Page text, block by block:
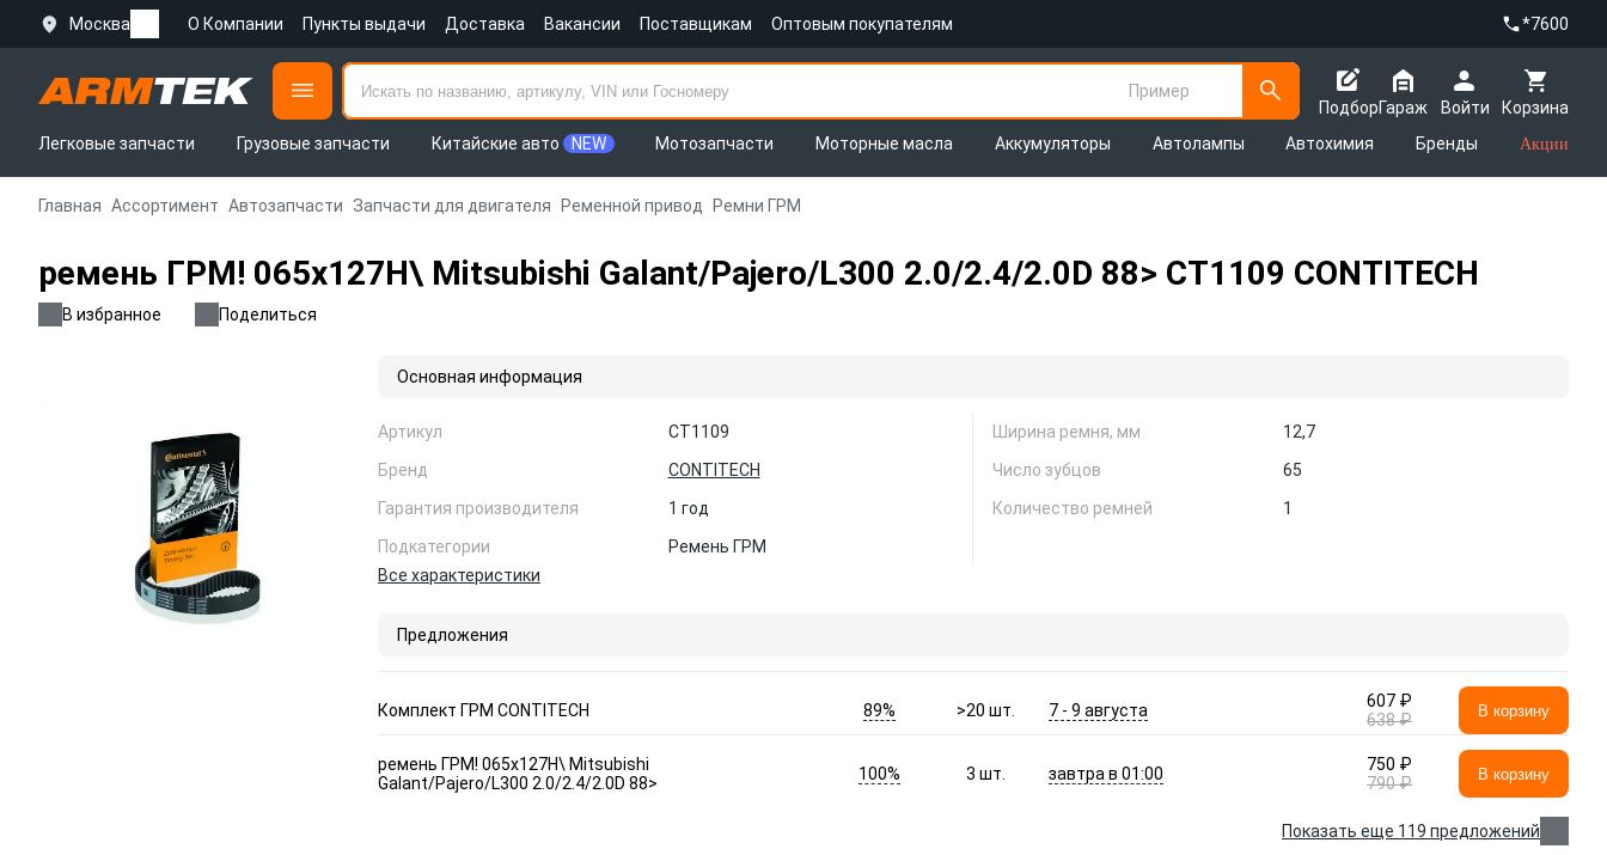
Москва О Компании Пункты выдачи Доставка Вакансии Поставщикам Оптовым покупателям *7600
Пример
Подбор
Корзина
Гараж
Войти
Легковые запчасти
Грузовые запчасти Китайские авто NEW Мотозапчасти Моторные масла Аккумуляторы Автолампы Автохимия Бренды Акции
Главная Ассортимент Автозапчасти Запчасти для двигателя Ременной привод Ремни ГРМ
ремень ГРМ! 065x127H\ Mitsubishi Galant/Pajero/L300 2.0/2.4/2.0D 88> CT1109 CONTITECH
В избранное Поделиться
Основная информация
Артикул
CT1109
Бренд
CONTITECH
Гарантия производителя
1 год
Подкатегории
Ремень ГРМ
Ширина ремня, мм
12,7
Число зубцов
65
Количество ремней
1
Все характеристики
Предложения
Комплект ГРМ CONTITECH 89% >20шт. 7 - 9 августа
607 ₽
638 ₽
В корзину
ремень ГРМ! 065x127H\ Mitsubishi
Galant/Pajero/L300 2.0/2.4/2.0D 88>
100% 3шт. завтра в 01:00
750 ₽
790 ₽
В корзину
Показать еще 119 предложений